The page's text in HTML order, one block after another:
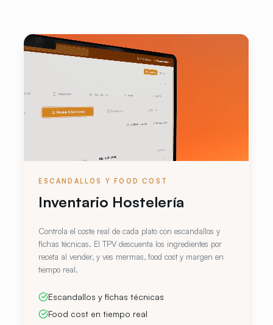
ESCANDALLOS Y FOOD COST
Inventario Hostelería
Controla el coste real de cada plato con escandallos y
fichas técnicas. El TPV descuenta los ingredientes por
receta al vender, y ves mermas, food cost y margen en
tiempo real.
Escandallos y fichas técnicas
Food cost en tiempo real